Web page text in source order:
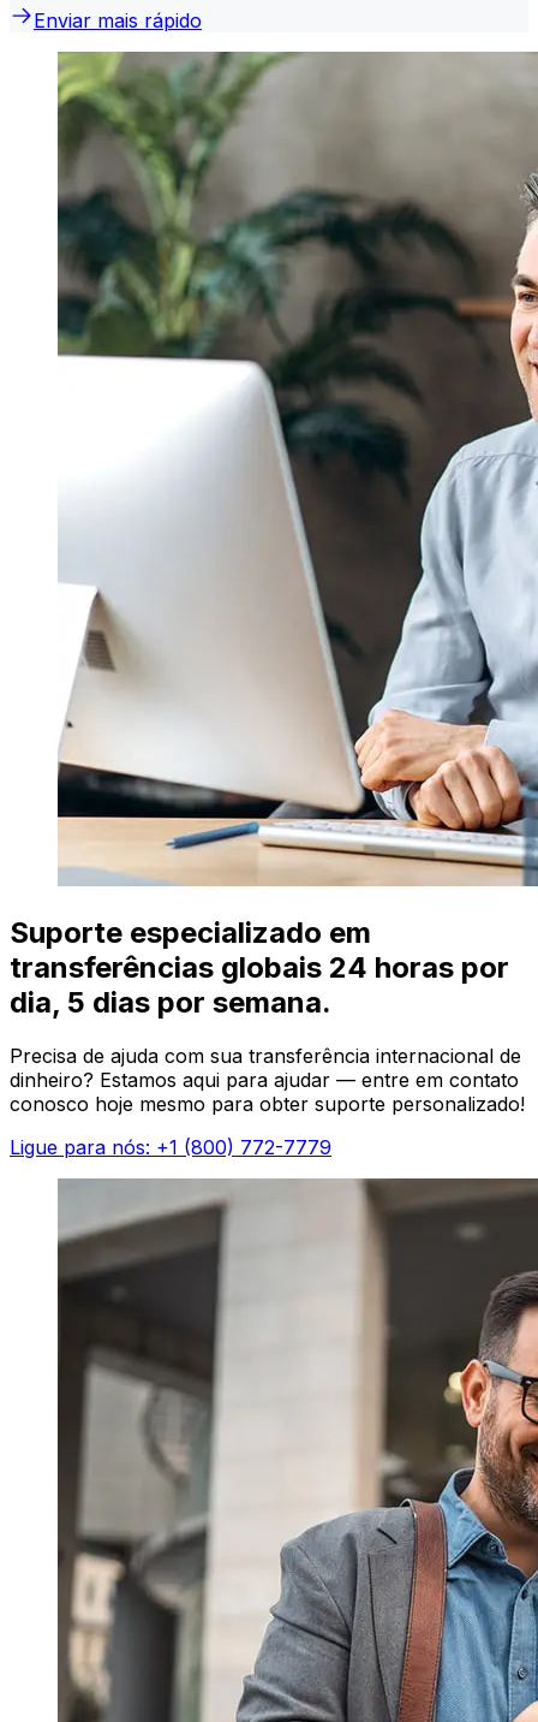
Enviar mais rápido
Suporte especializado em
transferências globais 24 horas por
dia, 5 dias por semana.
Precisa de ajuda com sua transferência internacional de
dinheiro? Estamos aqui para ajudar — entre em contato
conosco hoje mesmo para obter suporte personalizado!
Ligue para nós: +1 (800) 772-7779